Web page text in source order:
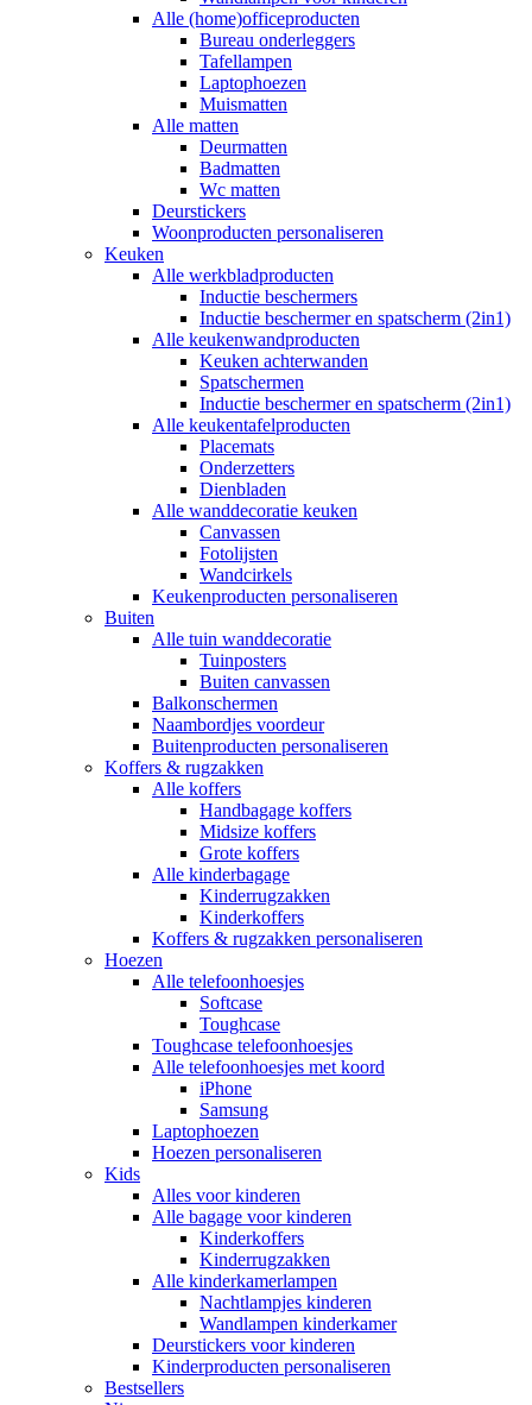
Alle (home)officeproducten
Bureau onderleggers
Tafellampen
Laptophoezen
Muismatten
Alle matten
Deurmatten
Badmatten
Wc matten
Deurstickers
Woonproducten personaliseren
Keuken
Alle werkbladproducten
Inductie beschermers
Inductie beschermer en spatscherm (2in1)
Alle keukenwandproducten
Keuken achterwanden
Spatschermen
Inductie beschermer en spatscherm (2in1)
Alle keukentafelproducten
Placemats
Onderzetters
Dienbladen
Alle wanddecoratie keuken
Canvassen
Fotolijsten
Wandcirkels
Keukenproducten personaliseren
Buiten
Alle tuin wanddecoratie
Tuinposters
Buiten canvassen
Balkonschermen
Naambordjes voordeur
Buitenproducten personaliseren
Koffers & rugzakken
Alle koffers
Handbagage koffers
Midsize koffers
Grote koffers
Alle kinderbagage
Kinderrugzakken
Kinderkoffers
Koffers & rugzakken personaliseren
Hoezen
Alle telefoonhoesjes
Softcase
Toughcase
Toughcase telefoonhoesjes
Alle telefoonhoesjes met koord
iPhone
Samsung
Laptophoezen
Hoezen personaliseren
Kids
Alles voor kinderen
Alle bagage voor kinderen
Kinderkoffers
Kinderrugzakken
Alle kinderkamerlampen
Nachtlampjes kinderen
Wandlampen kinderkamer
Deurstickers voor kinderen
Kinderproducten personaliseren
Bestsellers